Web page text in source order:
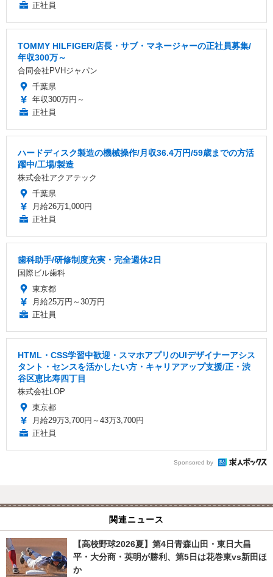
正社員
TOMMY HILFIGER/店長・サブ・マネージャーの正社員募集/
年収300万～
合同会社PVHジャパン
千葉県
年収300万円～
正社員
ハードディスク製造の機械操作/月収36.4万円/59歳までの方活
躍中/工場/製造
株式会社アクアテック
千葉県
月給26万1,000円
正社員
歯科助手/研修制度充実・完全週休2日
国際ビル歯科
東京都
月給25万円～30万円
正社員
HTML・CSS学習中歓迎・スマホアプリのUIデザイナーアシス
タント・センスを活かしたい方・キャリアアップ支援/正・渋
谷区恵比寿四丁目
株式会社LOP
東京都
月給29万3,700円～43万3,700円
正社員
Sponsored by
関連ニュース
【高校野球2026夏】第4日青森山田・東日大昌
平・大分商・英明が勝利、第5日は花巻東vs新田ほ
か